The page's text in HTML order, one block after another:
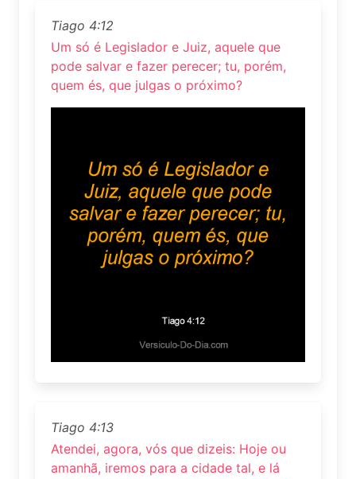
Tiago 4:12
Um só é Legislador e Juiz, aquele que
pode salvar e fazer perecer; tu, porém,
quem és, que julgas o próximo?
Tiago 4:13
Atendei, agora, vós que dizeis: Hoje ou
amanhã, iremos para a cidade tal, e lá